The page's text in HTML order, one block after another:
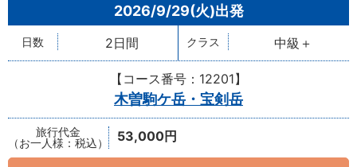
2026/9/29(火)
2日間 中級＋
【コース番号：12201】
木曽駒ケ岳・宝剣岳
53,000円